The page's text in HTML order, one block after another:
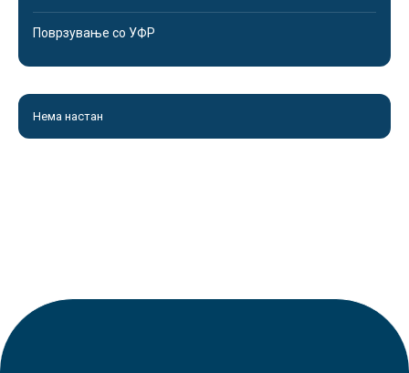
Поврзување со УФР
Нема настан